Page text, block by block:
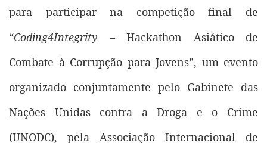
para participar na competição final de
“Coding4Integrity – Hackathon Asiático de
Combate à Corrupção para Jovens”, um evento
organizado conjuntamente pelo Gabinete das
Nações Unidas contra a Droga e o Crime
(UNODC), pela Associação Internacional de